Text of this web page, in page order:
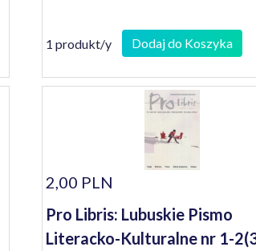
1 produkt/y Dodaj do Koszyka
2,00 PLN
Pro Libris: Lubuskie Pismo
Literacko-Kulturalne nr 1-